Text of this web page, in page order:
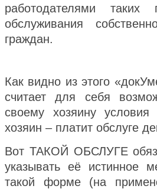
работодателями таких
обслуживания
граждан.
Как видно из этого
считает для себя
своему хозяину
хозяин – платит обслуге
Вот ТАКОЙ ОБСЛУГЕ
указывать её истинное
такой форме (на